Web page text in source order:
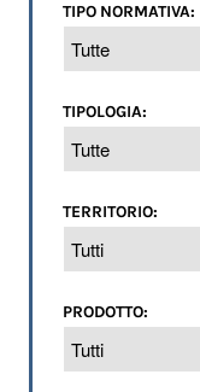
TIPO NORMATIVA:
TIPOLOGIA:
TERRITORIO:
PRODOTTO: